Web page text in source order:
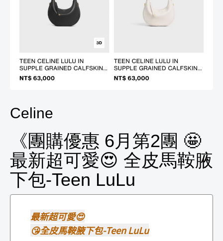
Celine
《團購優惠 6月第2團 🤩
最新超可愛😍 全皮馬鞍腋
下包-Teen LuLu
最新超可愛😍
😘全皮馬鞍腋下包-Teen LuLu